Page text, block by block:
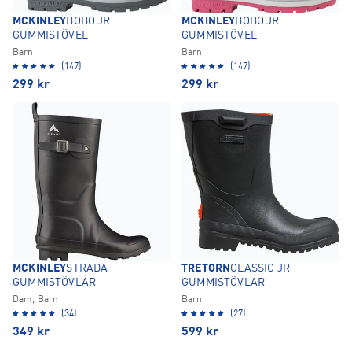
MCKINLEYBOBO JR
GUMMISTÖVEL
Barn
(147)
299 kr
MCKINLEYBOBO JR
GUMMISTÖVEL
Barn
(147)
299 kr
MCKINLEYSTRADA
GUMMISTÖVLAR
Dam, Barn
(34)
349 kr
TRETORN CLASSIC JR
GUMMISTÖVLAR
Barn
(27)
599 kr